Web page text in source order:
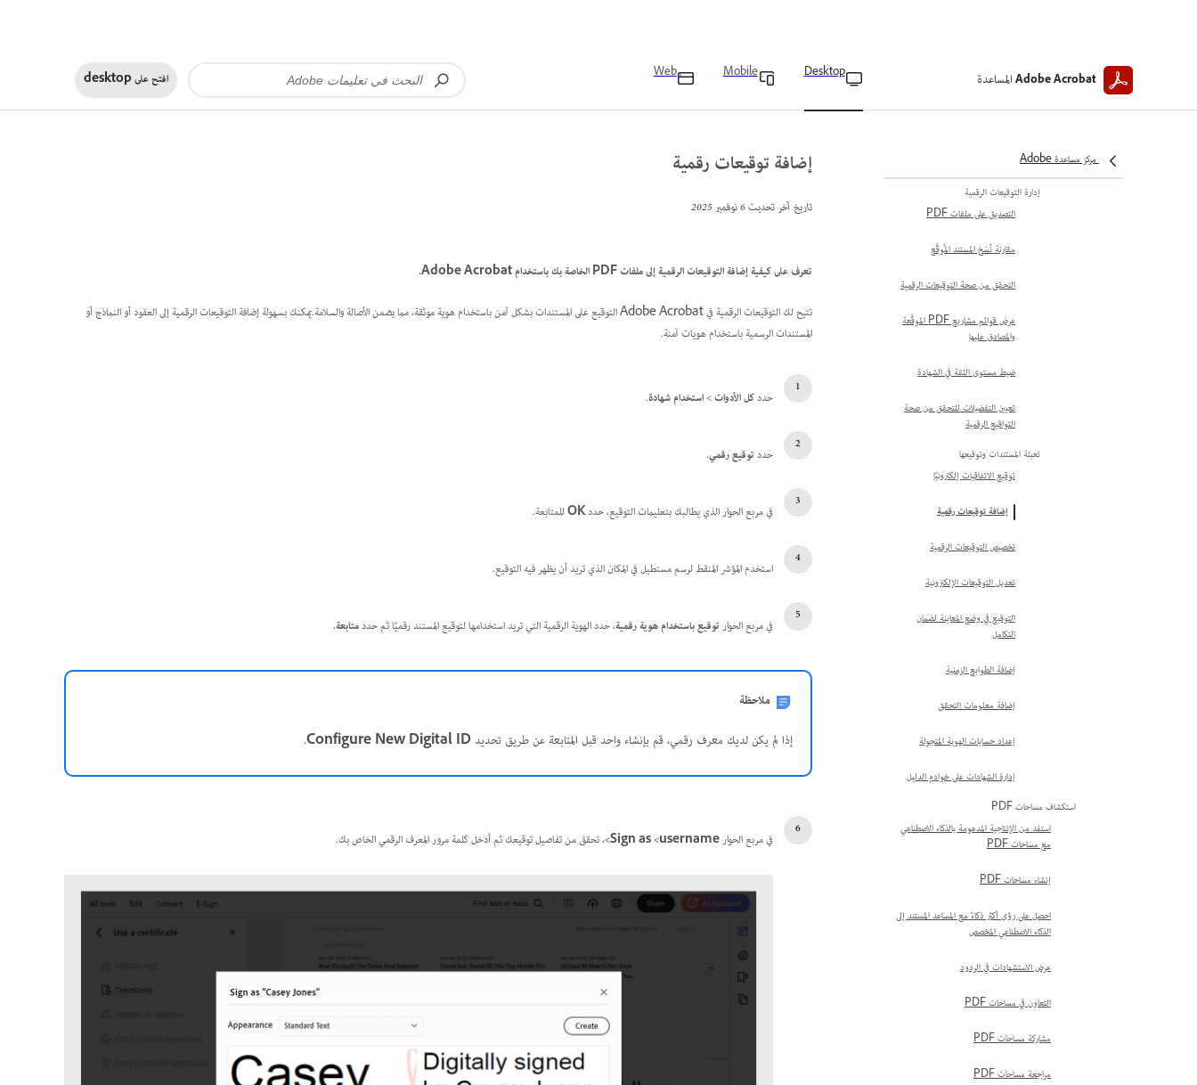
Adobe Acrobat المساعدة Desktop
Mobile
Web افتح علىdesktop
مركز مساعدة Adobe
إدارة التوقيعات الرقمية
التصديق على ملفات PDF
مقارنة نُسَخ المستند المُوقَّع
التحقق من صحة التوقيعات الرقمية
عرض قوائم مشاريع PDF الموقَّعة
والمصادق عليها
ضبط مستوى الثقة في الشهادة
تعيين التفضيلات للتحقق من صحة
التواقيع الرقمية
تعبئة المستندات وتوقيعها
توقيع الاتفاقيات إلكترونيًا
إضافة توقيعات رقمية
تخصيص التوقيعات الرقمية
تعديل التوقيعات الإلكترونية
التوقيع في وضع المعاينة لضمان
التكامل
إضافة الطوابع الزمنية
إضافة معلومات التحقق
إعداد حسابات الهوية المتجولة
إدارة الشهادات على خوادم الدليل
استكشاف مساحات PDF
استفد من الإنتاجية المدعومة بالذكاء الاصطناعي
مع مساحات PDF
إنشاء مساحات PDF
احصل على رؤى أكثر ذكاءً مع المساعد المستند إلى
الذكاء الاصطناعي المخصص
عرض الاستشهادات في الردود
التعاون في مساحات PDF
مشاركة مساحات PDF
مراجعة مساحات PDF
إضافة توقيعات رقمية
تاريخ آخر تحديث6 نوفمبر 2025
تعرف على كيفية إضافة التوقيعات الرقمية إلى ملفات PDF الخاصة بك باستخدام Adobe Acrobat.
تتيح لك التوقيعات الرقمية في Adobe Acrobat التوقيع على المستندات بشكل آمن باستخدام هوية موثقة، مما يضمن الأصالة والسلامة.يمكنك بسهولة إضافة التوقيعات الرقمية إلى العقود أو النماذج أو
المستندات الرسمية باستخدام هويات آمنة.
حددكل الأدوات>استخدام شهادة.
حددتوقيع رقمي.
في مربع الحوار الذي يطالبك بتعليمات التوقيع، حددOKللمتابعة.
استخدم المؤشر المنقط لرسم مستطيل في المكان الذي تريد أن يظهر فيه التوقيع.
في مربع الحوارتوقيع باستخدام هوية رقمية، حدد الهوية الرقمية التي تريد استخدامها لتوقيع المستند رقميًا ثم حددمتابعة.
ملاحظة
إذا لم يكن لديك معرف رقمي، قم بإنشاء واحد قبل المتابعة عن طريق تحديدConfigure New Digital ID
.
في مربع الحوارSign as <username> ، تحقق من تفاصيل توقيعك ثم أدخل كلمة مرور المعرف الرقمي الخاص بك.